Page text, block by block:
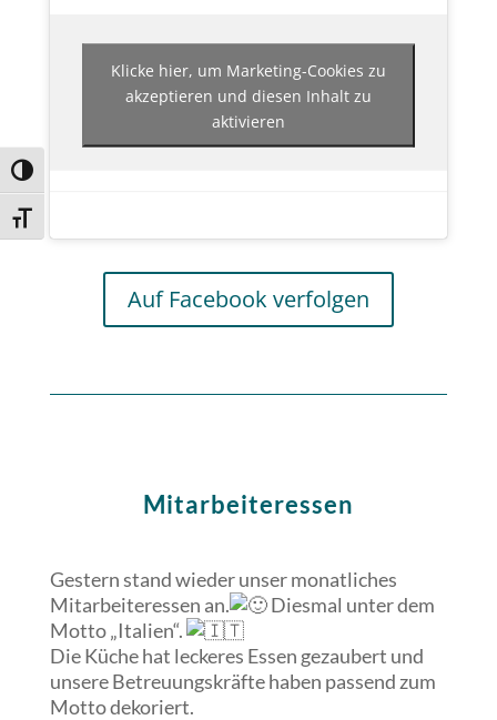
Umschalten auf hohe Kontraste
Schrift vergrößern
Klicke hier, um Marketing-Cookies zu
akzeptieren und diesen Inhalt zu
aktivieren
Auf Facebook verfolgen
Mitarbeiteressen
Gestern stand wieder unser monatliches
Mitarbeiteressen an.
Diesmal unter dem
Motto „Italien“.
Die Küche hat leckeres Essen gezaubert und
unsere Betreuungskräfte haben passend zum
Motto dekoriert.